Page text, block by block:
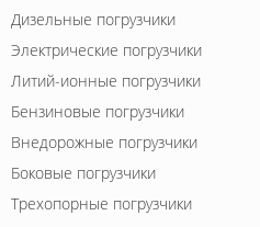
Дизельные погрузчики
Электрические погрузчики
Литий-ионные погрузчики
Бензиновые погрузчики
Внедорожные погрузчики
Боковые погрузчики
Трехопорные погрузчики